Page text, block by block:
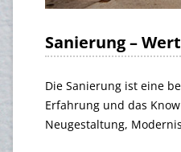
Sanierung –
Die Sanierung ist eine
Erfahrung und das
Neugestaltung,